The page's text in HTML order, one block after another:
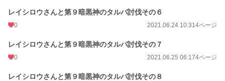
レイシロウさんと第９暗黒神のタルパ討伐その６
0 2021.06.24 10:314ページ
レイシロウさんと第９暗黒神のタルパ討伐その７
0 2021.06.25 06:174ページ
レイシロウさんと第９暗黒神のタルパ討伐その８